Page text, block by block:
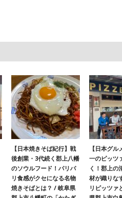
【日本焼きそば紀行】戦
後創業・3代続く郡上八幡
のソウルフード！パリパ
リ食感がクセになる名物
焼きそばとは？ / 岐阜県
【日本グ
一のピッツ
く！郡上の
材が織りな
リピッツァ